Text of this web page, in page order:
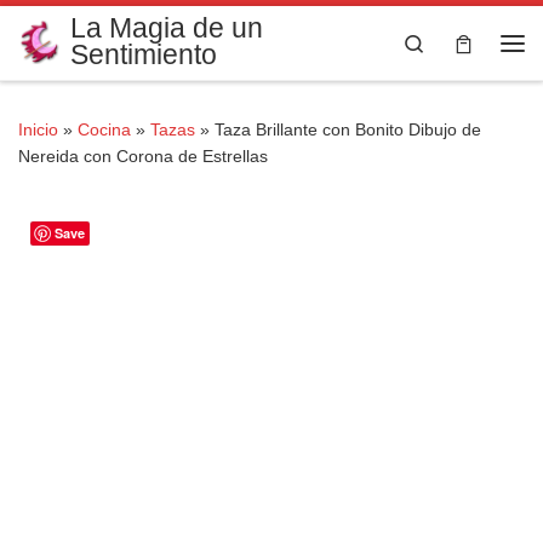
Saltar al contenido
La Magia de un
Sentimiento
Search
Inicio » Cocina » Tazas » Taza Brillante con Bonito Dibujo de
Nereida con Corona de Estrellas
Save